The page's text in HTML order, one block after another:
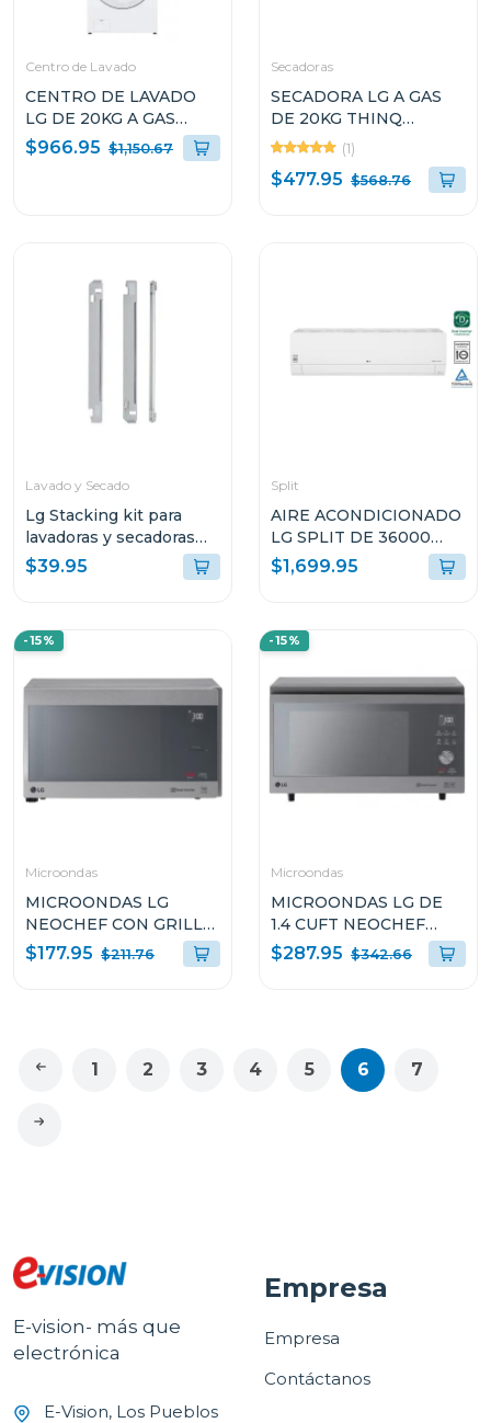
Centro de Lavado
CENTRO DE LAVADO
LG DE 20KG A GAS
COLOR BLANCO
WM20/DF20
$966.95 $1,150.67
Secadoras
SECADORA LG A GAS
DE 20KG THINQ
DF20WV2W SMART
DIAGNOSIS
(1)
$477.95 $568.76
Lavado y Secado
Lg Stacking kit para
lavadoras y secadoras
tds270
$39.95
Split
AIRE ACONDICIONADO
LG SPLIT DE 36000
BTU DUAL INVERTER
SW362H8
$1,699.95
-15%
Microondas
MICROONDAS LG
NEOCHEF CON GRILL
DE 1.5p³ DE 1200W
MH1596CIR
$177.95 $211.76
-15%
Microondas
MICROONDAS LG DE
1.4 CUFT NEOCHEF
SMART INVERTER
MJ1466APR
$287.95 $342.66
1 2 3 4 5 6 7
E-vision- más que
electrónica
E-Vision, Los Pueblos
Empresa
Empresa
Contáctanos